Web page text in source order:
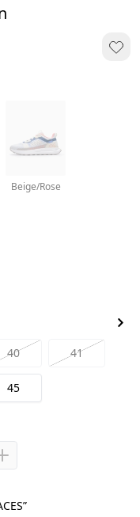
Beige/Rose
40 41
45